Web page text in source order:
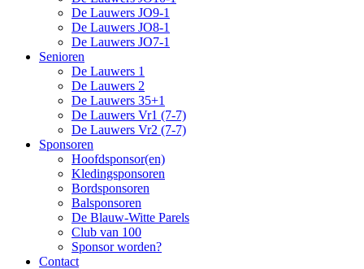
De Lauwers JO9-1
De Lauwers JO8-1
De Lauwers JO7-1
Senioren
De Lauwers 1
De Lauwers 2
De Lauwers 35+1
De Lauwers Vr1 (7-7)
De Lauwers Vr2 (7-7)
Sponsoren
Hoofdsponsor(en)
Kledingsponsoren
Bordsponsoren
Balsponsoren
De Blauw-Witte Parels
Club van 100
Sponsor worden?
Contact